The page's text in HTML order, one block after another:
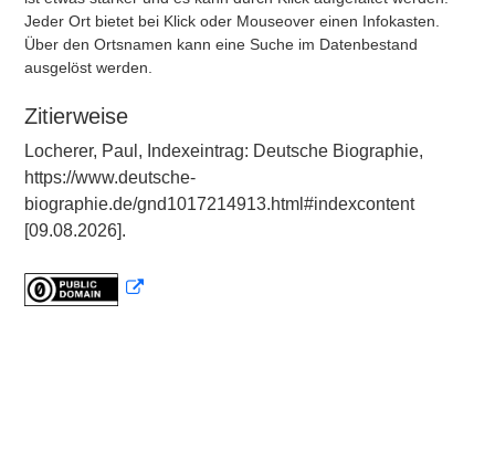
Jeder Ort bietet bei Klick oder Mouseover einen Infokasten.
Über den Ortsnamen kann eine Suche im Datenbestand
ausgelöst werden.
Zitierweise
Locherer, Paul, Indexeintrag: Deutsche Biographie,
https://www.deutsche-
biographie.de/gnd1017214913.html#indexcontent
[09.08.2026].